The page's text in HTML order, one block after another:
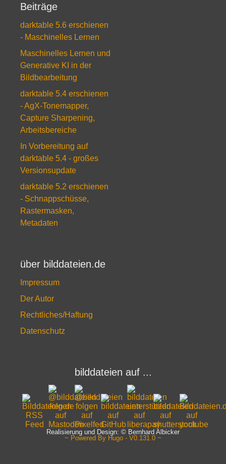
Beiträge
darktable 5.6 erschienen
- Maschinelles Lernen
Maschinelles Lernen und
Generative KI in der
Bildbearbeitung
darktable 5.4 erschienen
- AgX-Tonemapper,
Capture Sharpening,
Arbeitsbereiche
In Vorbereitung auf
darktable 5.4 - großes
Versionsupdate
darktable 5.2 erschienen
- Schnappschüsse,
Rastermasken,
Metadaten
über bilddateien.de
Impressum
Der Autor
Rechtliches/Haftung
Datenschutz
bilddateien auf ...
Realisierung und Design: © Bernhard Albicker
~ Powered By Hugo - V0.131.0 ~